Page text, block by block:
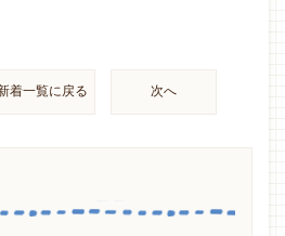
着一覧に戻る 次へ